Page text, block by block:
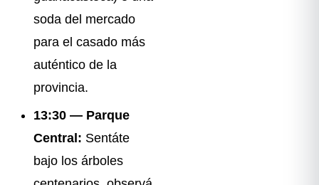
soda del mercado
para el casado más
auténtico de la
provincia.
13:30 — Parque
Central: Sentáte
bajo los árboles